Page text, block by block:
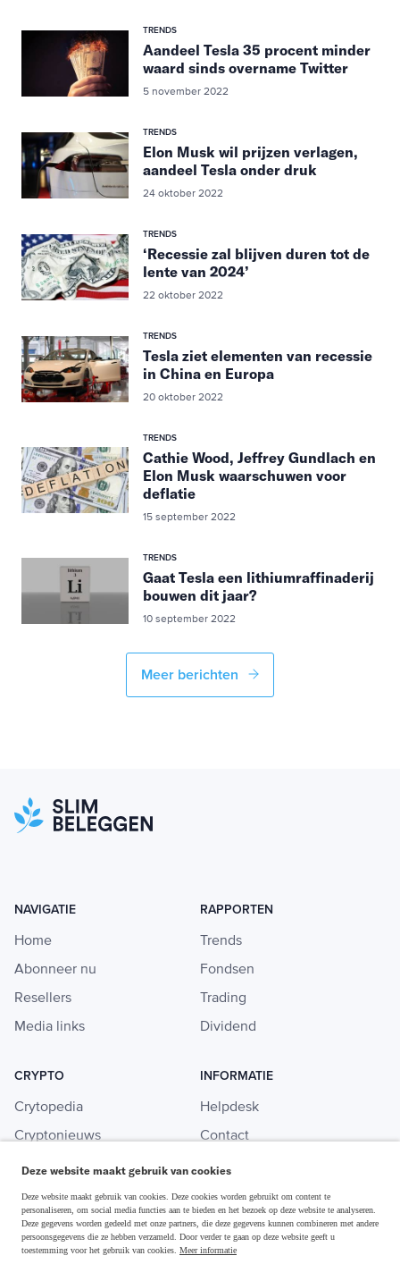
TRENDS
Aandeel Tesla 35 procent minder
waard sinds overname Twitter
5 november 2022
TRENDS
Elon Musk wil prijzen verlagen,
aandeel Tesla onder druk
24 oktober 2022
TRENDS
‘Recessie zal blijven duren tot de
lente van 2024’
22 oktober 2022
TRENDS
Tesla ziet elementen van recessie
in China en Europa
20 oktober 2022
TRENDS
Cathie Wood, Jeffrey Gundlach en
Elon Musk waarschuwen voor
deflatie
15 september 2022
TRENDS
Gaat Tesla een lithiumraffinaderij
bouwen dit jaar?
10 september 2022
Meer berichten
NAVIGATIE
Home
Abonneer nu
Resellers
Media links
RAPPORTEN
Trends
Fondsen
Trading
Dividend
CRYPTO
Crytopedia
Cryptonieuws
Crypto koopgids
Investeren in crypto
INFORMATIE
Helpdesk
Contact
Adverteren
Disclaimer & Privacy
Deze website maakt gebruik van cookies
Deze website maakt gebruik van cookies. Deze cookies worden gebruikt om content te
personaliseren, om social media functies aan te bieden en het bezoek op deze website te analyseren.
Deze gegevens worden gedeeld met onze partners, die deze gegevens kunnen combineren met andere
persoonsgegevens die ze hebben verzameld. Door verder te gaan op deze website geeft u
toestemming voor het gebruik van cookies. Meer informatie